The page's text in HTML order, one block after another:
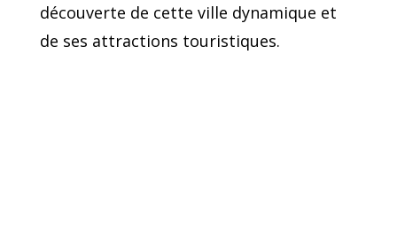
découverte de cette ville dynamique et
de ses attractions touristiques.